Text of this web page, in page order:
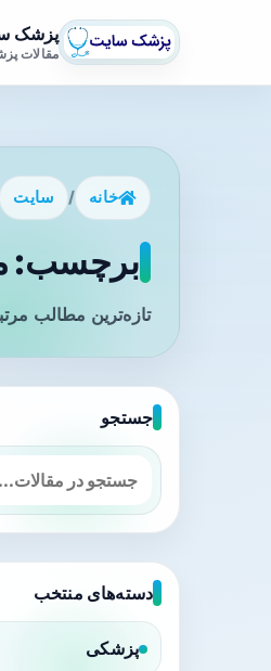
پزشک
مقالات
خانه / سایت
برچسب:
تازه‌ترین مطالب
جستجو
دسته‌های منتخب
پزشکی